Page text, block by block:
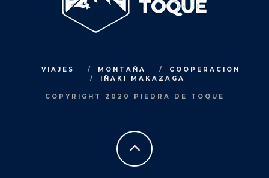
VIAJES MONTAÑA
COOPERACIÓN
IÑAKI MAKAZAGA
COPYRIGHT 2020 PIEDRA DE TOQUE